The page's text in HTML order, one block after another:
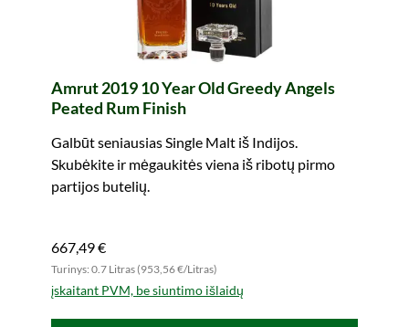
Amrut 2019 10 Year Old Greedy Angels
Peated Rum Finish
Galbūt seniausias Single Malt iš Indijos.
Skubėkite ir mėgaukitės viena iš ribotų pirmo
partijos butelių.
667,49 €
Turinys: 0.7 Litras (953,56 €/Litras)
įskaitant PVM, be siuntimo išlaidų